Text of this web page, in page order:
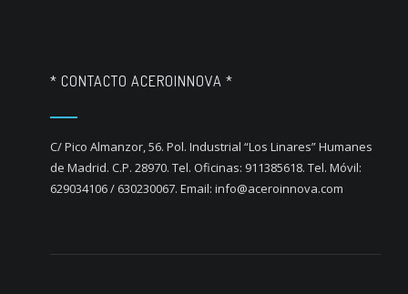
* CONTACTO ACEROINNOVA *
C/ Pico Almanzor, 56. Pol. Industrial “Los Linares” Humanes
de Madrid. C.P. 28970. Tel. Oficinas: 911385618. Tel. Móvil:
629034106 / 630230067. Email: info@aceroinnova.com